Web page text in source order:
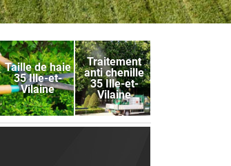
Taille de haie
35 Ille-et-
Vilaine
Traitement
anti chenille
35 Ille-et-
Vilaine